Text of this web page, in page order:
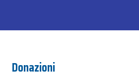
Donazioni